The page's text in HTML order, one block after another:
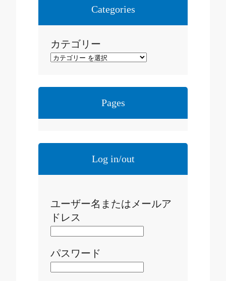
Categories
カテゴリー
Pages
Log in/out
ユーザー名またはメールア
ドレス
パスワード